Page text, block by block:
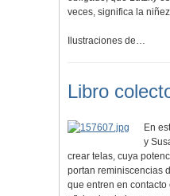
veces, significa la
Ilustraciones de…
Libro
En
y
crear telas, cuya
portan reminiscencias
que entren en contacto